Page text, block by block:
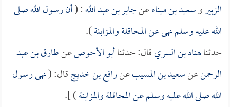
الزبيروسعيد بن ميناءعنجابر بن عبد الله: (أن رسول الله صلى
الله عليه وسلم نهى عن المحاقلة والمزابنة).
حدثناهناد بن السريقال: حدثناأبو الأحوصعنطارق بن عبد
الرحمنعنسعيد بن المسيبعنرافع بن خديجقال: (نهى رسول
الله صلى الله عليه وسلم عن المحاقلة والمزابنة) ].